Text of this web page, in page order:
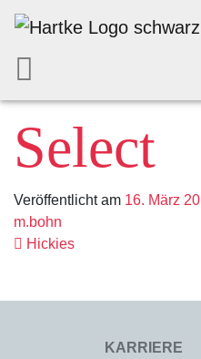
Select
Veröffentlicht am 16. März
m.bohn
Hickies
KARRIERE